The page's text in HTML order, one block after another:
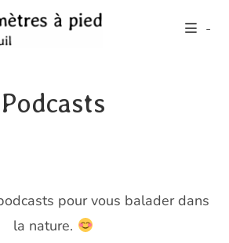
-
Podcasts
pour vous balader dans
la nature.